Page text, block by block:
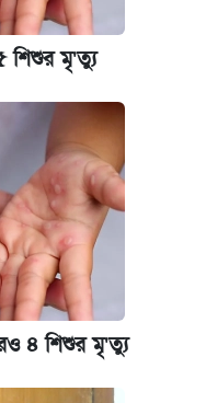
শিশুর মৃ'ত্যু
৪ শিশুর মৃ'ত্যু